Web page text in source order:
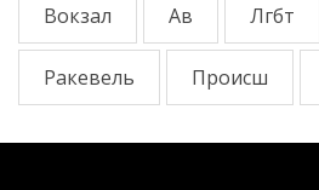
Вокзал Ав Лгбт
Ракевель Происш